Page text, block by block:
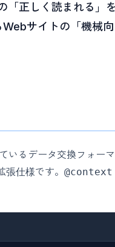
「正しく読まれる」
サイトの「機械
るデータ交換フォー
仕様です。 @context